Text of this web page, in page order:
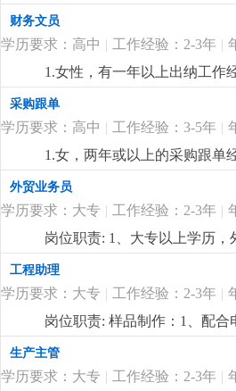
于接受挑战；3.英语或国贸专
客户沟通。4.从事led灯饰销
财务文员
学历要求：高中 | 工作经验：2-3年 |
1.女性，有一年以上出纳工作
帐；3.支付所有有关现金的业
管人事工作（考勤等）3.财务
商业照明成本核算经验者优
采购跟单
学历要求：高中 | 工作经验：3-5年 |
1.女，两年或以上的采购跟单
的led灯打样流程 2.原料采购
和沟通能力，具有很强的供应
从安排，具有良好的团队合
外贸业务员
学历要求：大专 | 工作经验：2-3年 |
岗位职责: 1、大专以上学历
压能力，具备良好的沟通与应
开关类销售方面工作经验优
工作；3、国内外客户的接洽
市场的开发，公司采取线下
个国际境外专业展会等更详细
工程助理
学历要求：大专 | 工作经验：2-3年 |
岗位职责: 样品制作：1、配
装、半成品 / 成品样机制作；
进、物料退换处理；样机测
据、整理测试报告；样板整理
生产主管
学历要求：大专 | 工作经验：2-3年 |